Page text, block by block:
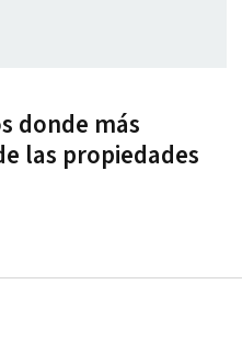
donde más
las propiedades